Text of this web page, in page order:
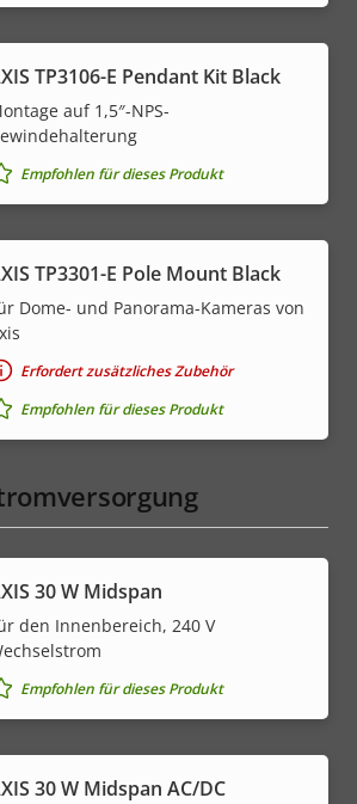
TP3106-E Pendant Kit Black
auf 1,5″-NPS-
Empfohlen für dieses Produkt
TP3301-E Pole Mount Black
Dome- und Panorama-Kameras von
Erfordert zusätzliches Zubehör
Empfohlen für dieses Produkt
30 W Midspan
den Innenbereich, 240 V
Empfohlen für dieses Produkt
30 W Midspan AC/DC